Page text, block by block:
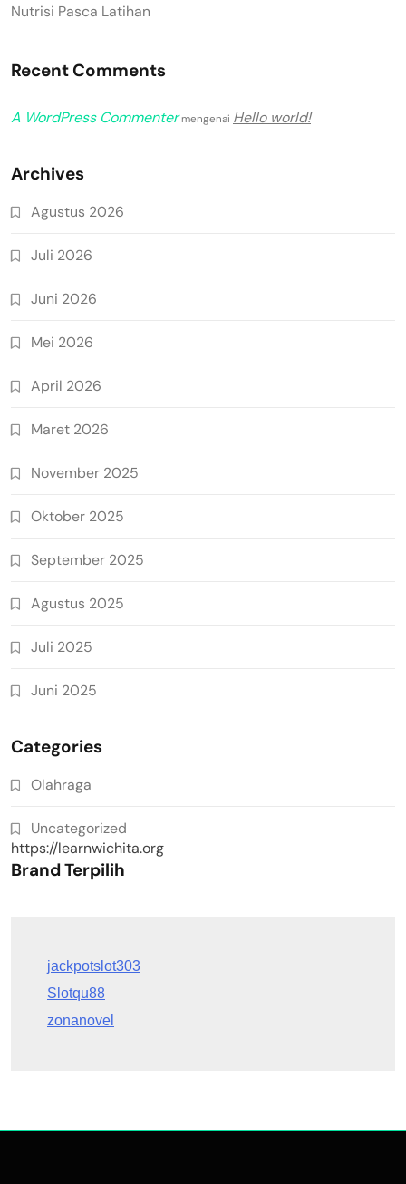
Nutrisi Pasca Latihan
Recent Comments
A WordPress Commentermengenai Hello world!
Archives
Agustus 2026
Juli 2026
Juni 2026
Mei 2026
April 2026
Maret 2026
November 2025
Oktober 2025
September 2025
Agustus 2025
Juli 2025
Juni 2025
Categories
Olahraga
Uncategorized
https://learnwichita.org
Brand Terpilih
Slotqu88
zonanovel